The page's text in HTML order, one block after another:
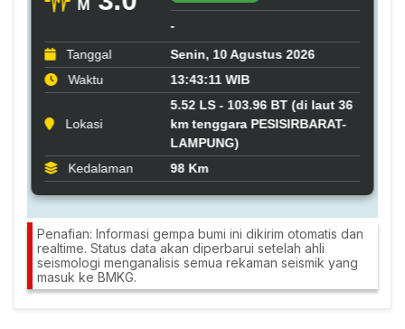
Penafian: Informasi gempa bumi ini dikirim otomatis dan
realtime. Status data akan diperbarui setelah ahli
seismologi menganalisis semua rekaman seismik yang
masuk ke BMKG.